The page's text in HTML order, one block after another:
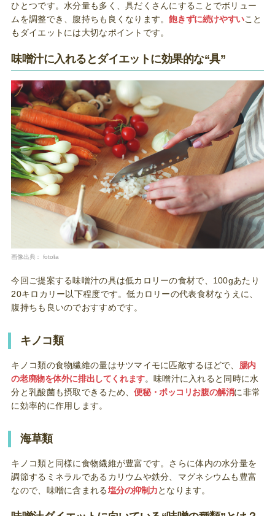
ひとつです。水分量も多く、具だくさんにすることでボリュー
ムを調整でき、腹持ちも良くなります。飽きずに続けやすいこと
もダイエットには大切なポイントです。
味噌汁に入れるとダイエットに効果的な“具”
画像出典： fotolia
今回ご提案する味噌汁の具は低カロリーの食材で、100gあたり
20キロカリー以下程度です。低カロリーの代表食材なうえに、
腹持ちも良いのでおすすめです。
キノコ類
キノコ類の食物繊維の量はサツマイモに匹敵するほどで、 腸内
の老廃物を体外に排出してくれます。味噌汁に入れると同時に水
分と乳酸菌も摂取できるため、便秘・ポッコリお腹の解消に非常
に効率的に作用します。
海草類
キノコ類と同様に食物繊維が豊富です。さらに体内の水分量を
調節するミネラルであるカリウムや鉄分、マグネシウムも豊富
なので、味噌に含まれる塩分の抑制力となります。